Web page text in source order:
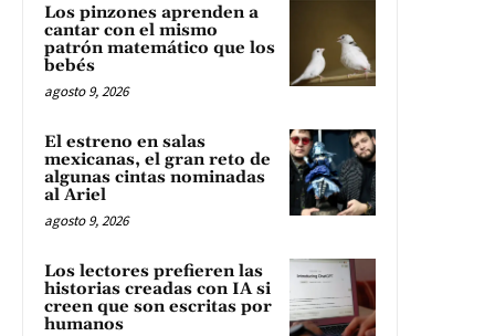
Los pinzones aprenden a
cantar con el mismo
patrón matemático que los
bebés
agosto 9, 2026
El estreno en salas
mexicanas, el gran reto de
algunas cintas nominadas
al Ariel
agosto 9, 2026
Los lectores prefieren las
historias creadas con IA si
creen que son escritas por
humanos